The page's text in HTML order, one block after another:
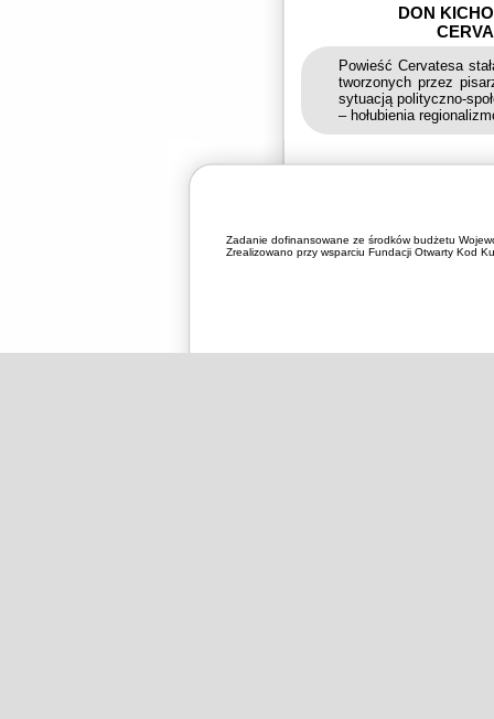
DON
Powieść Cervatesa
tworzonych przez
sytuacją polityczno-
– hołubienia
Zadanie dofinansowane ze środków budżetu
Zrealizowano przy wsparciu Fundacji Otwarty Kod